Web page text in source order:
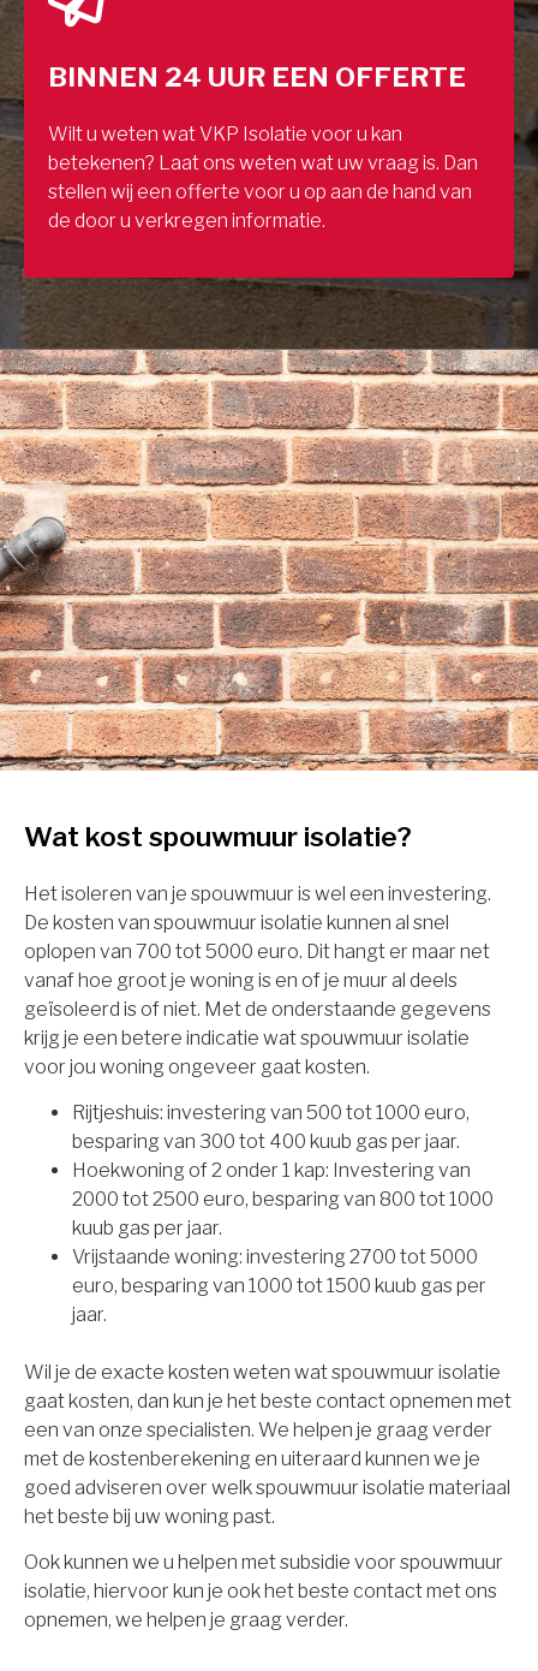
BINNEN 24 UUR EEN OFFERTE
Wilt u weten wat VKP Isolatie voor u kan
betekenen? Laat ons weten wat uw vraag is. Dan
stellen wij een offerte voor u op aan de hand van
de door u verkregen informatie.
Wat kost spouwmuur isolatie?
Het isoleren van je spouwmuur is wel een investering.
De kosten van spouwmuur isolatie kunnen al snel
oplopen van 700 tot 5000 euro. Dit hangt er maar net
vanaf hoe groot je woning is en of je muur al deels
geïsoleerd is of niet. Met de onderstaande gegevens
krijg je een betere indicatie wat spouwmuur isolatie
voor jou woning ongeveer gaat kosten.
Rijtjeshuis: investering van 500 tot 1000 euro,
besparing van 300 tot 400 kuub gas per jaar.
Hoekwoning of 2 onder 1 kap: Investering van
2000 tot 2500 euro, besparing van 800 tot 1000
kuub gas per jaar.
Vrijstaande woning: investering 2700 tot 5000
euro, besparing van 1000 tot 1500 kuub gas per
jaar.
Wil je de exacte kosten weten wat spouwmuur isolatie
gaat kosten, dan kun je het beste contact opnemen met
een van onze specialisten. We helpen je graag verder
met de kostenberekening en uiteraard kunnen we je
goed adviseren over welk spouwmuur isolatie materiaal
het beste bij uw woning past.
Ook kunnen we u helpen met subsidie voor spouwmuur
isolatie, hiervoor kun je ook het beste contact met ons
opnemen, we helpen je graag verder.